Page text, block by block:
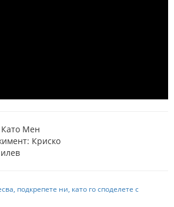
Мен
Криско
подкрепете ни, като го споделете с